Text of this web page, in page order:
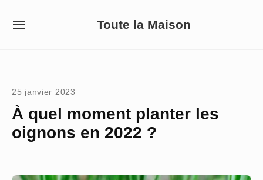
Toute la Maison
SITE
25 janvier 2023
À quel moment planter les
oignons en 2022 ?